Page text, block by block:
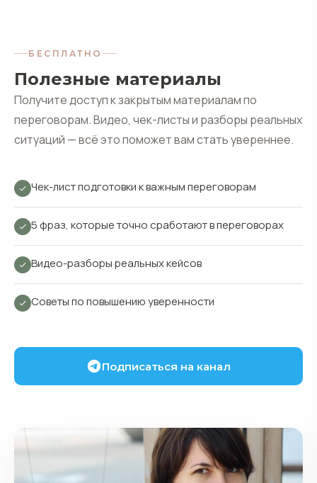
БЕСПЛАТНО
Полезные материалы
Получите доступ к закрытым материалам по
переговорам. Видео, чек-листы и разборы реальных
ситуаций — всё это поможет вам стать увереннее.
Чек-лист подготовки к важным переговорам
5 фраз, которые точно сработают в переговорах
Видео-разборы реальных кейсов
Советы по повышению уверенности
Подписаться на канал